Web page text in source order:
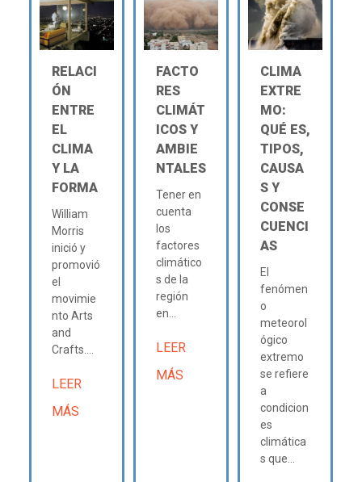
RELACI
ÓN
ENTRE
EL
CLIMA
Y LA
FORMA
William
Morris
inició y
promovió
el
movimie
nto Arts
and
Crafts....
LEER
MÁS
FACTO
RES
CLIMÁT
ICOS Y
AMBIE
NTALES
Tener en
cuenta
los
factores
climático
s de la
región
en...
LEER
MÁS
CLIMA
EXTRE
MO:
QUÉ ES,
TIPOS,
CAUSA
S Y
CONSE
CUENCI
AS
El
fenómen
o
meteorol
ógico
extremo
se refiere
a
condicion
es
climática
s que...